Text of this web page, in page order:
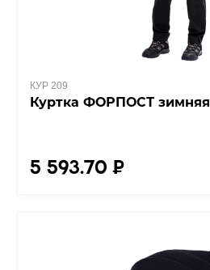
КУР 209
Куртка ФОРПОСТ зимняя
5 593.70 ₽